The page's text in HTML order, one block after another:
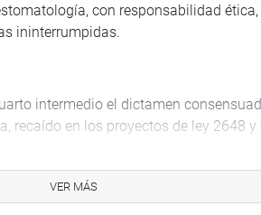
con responsabilidad
ininterrumpidas.
intermedio el dictamen
recaído en los proyectos de ley 2648 y
(AUTODEMA) y su transferencia a
la separación de terrenos no
VER MÁS